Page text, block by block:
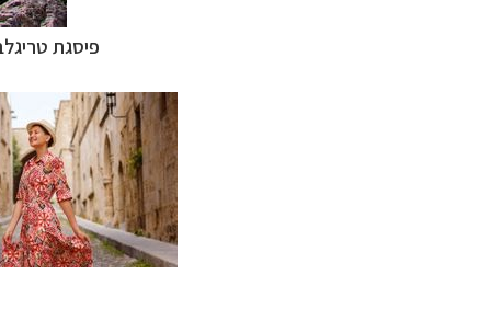
פיסגת
תכנוןטיולים
קרוזים והפלגות